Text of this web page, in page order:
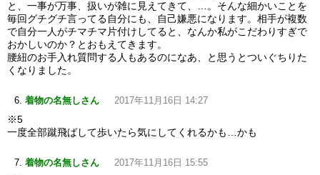
と、一事が万事、扱いが雑に見えてきて、…。そんな細かいことを
毎回グチグチ言ってる自分にも、自己嫌悪になります。相手が複数
で自分一人がチマチマ片付けしてると、なんか私がこだわりすぎで
おかしいのか？とおもえてきます。
腰紐のお手入れ質問する人もあるのになあ、と思うとついぐちりた
くなりました。
着物の名無しさん 2017年11月16日 14:27
※5
一度全部蹴飛ばして歩いたら気にしてくれるかも…かも
着物の名無しさん 2017年11月16日 15:55